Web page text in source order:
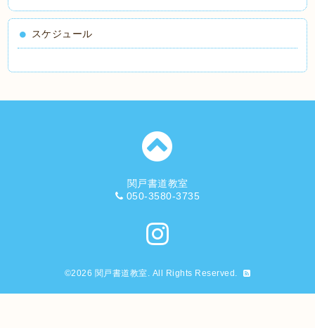
スケジュール
関戸書道教室
050-3580-3735
©2026 関戸書道教室. All Rights Reserved.